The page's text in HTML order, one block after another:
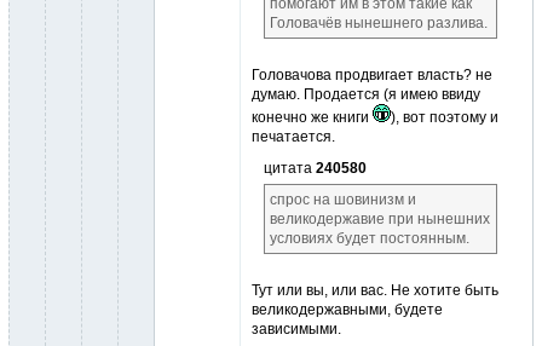
помогают им в этом такие как
Головачёв нынешнего разлива.
Головачова продвигает власть? не
думаю. Продается (я имею ввиду
конечно же книги
), вот поэтому и
печатается.
цитата 240580
спрос на шовинизм и
великодержавие при нынешних
условиях будет постоянным.
Тут или вы, или вас. Не хотите быть
великодержавными, будете
зависимыми.